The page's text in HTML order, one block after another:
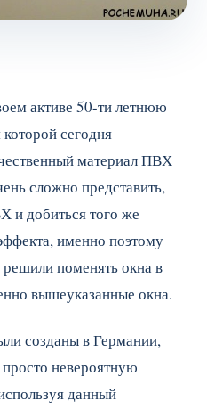
активе 50-ти летнюю
сегодня
материал ПВХ
сложно представить,
и добиться того же
именно поэтому
поменять окна в
вышеуказанные окна.
созданы в Германии,
невероятную
данный